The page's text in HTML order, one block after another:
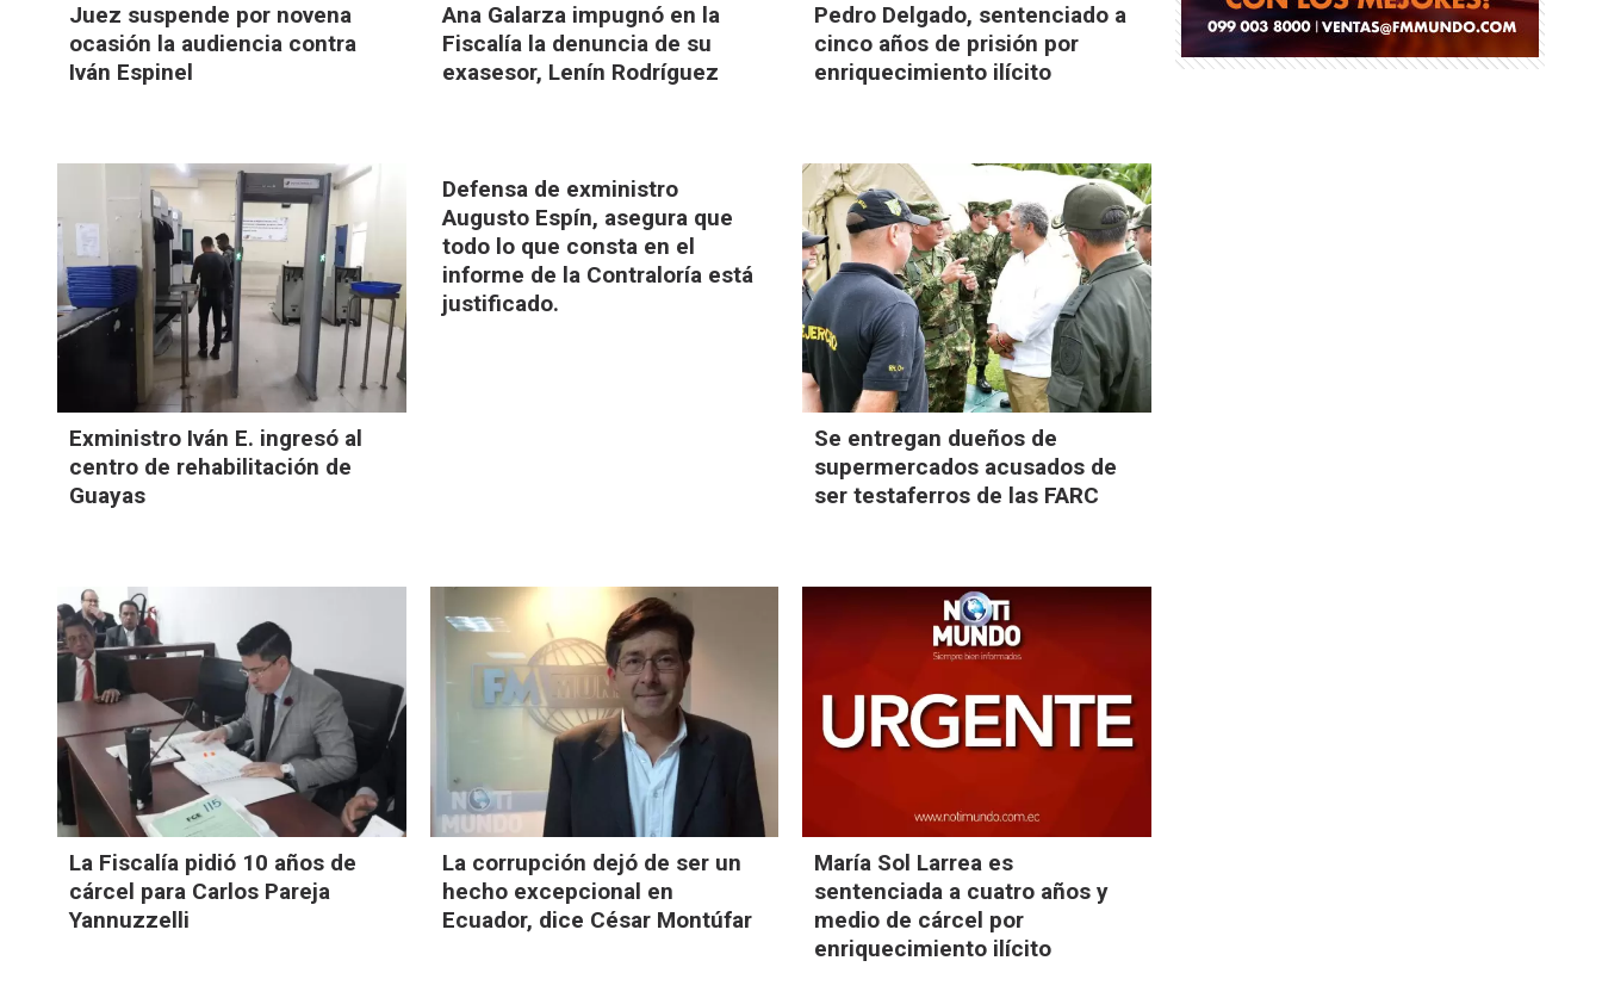
Juez suspende por novena
ocasión la audiencia contra
Iván Espinel
Ana Galarza impugnó en la
Fiscalía la denuncia de su
exasesor, Lenín Rodríguez
Pedro Delgado, sentenciado a
cinco años de prisión por
enriquecimiento ilícito
Exministro Iván E. ingresó al
centro de rehabilitación de
Guayas
Defensa de exministro
Augusto Espín, asegura que
todo lo que consta en el
informe de la Contraloría está
justificado.
Se entregan dueños de
supermercados acusados de
ser testaferros de las FARC
La Fiscalía pidió 10 años de
cárcel para Carlos Pareja
Yannuzzelli
La corrupción dejó de ser un
hecho excepcional en
Ecuador, dice César Montúfar
María Sol Larrea es
sentenciada a cuatro años y
medio de cárcel por
enriquecimiento ilícito